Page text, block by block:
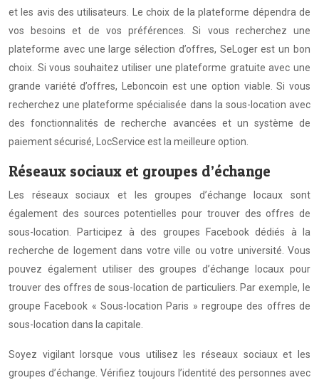
et les avis des utilisateurs. Le choix de la plateforme dépendra de
vos besoins et de vos préférences. Si vous recherchez une
plateforme avec une large sélection d’offres, SeLoger est un bon
choix. Si vous souhaitez utiliser une plateforme gratuite avec une
grande variété d’offres, Leboncoin est une option viable. Si vous
recherchez une plateforme spécialisée dans la sous-location avec
des fonctionnalités de recherche avancées et un système de
paiement sécurisé, LocService est la meilleure option.
Réseaux sociaux et groupes d’échange
Les réseaux sociaux et les groupes d’échange locaux sont
également des sources potentielles pour trouver des offres de
sous-location. Participez à des groupes Facebook dédiés à la
recherche de logement dans votre ville ou votre université. Vous
pouvez également utiliser des groupes d’échange locaux pour
trouver des offres de sous-location de particuliers. Par exemple, le
groupe Facebook « Sous-location Paris » regroupe des offres de
sous-location dans la capitale.
Soyez vigilant lorsque vous utilisez les réseaux sociaux et les
groupes d’échange. Vérifiez toujours l’identité des personnes avec